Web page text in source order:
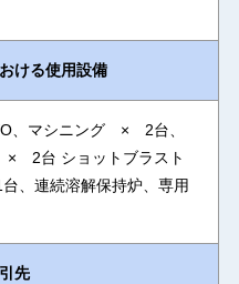
ける使用設備
、マシニング × 2台、
2台 ショットブラスト
連続溶解保持炉、専用
先